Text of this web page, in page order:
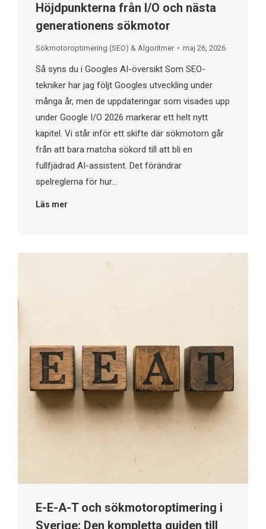
Höjdpunkterna från I/O och nästa
generationens sökmotor
Sökmotoroptimering (SEO) & Algoritmer maj 26, 2026
Så syns du i Googles AI-översikt​ Som SEO-
tekniker har jag följt Googles utveckling under
många år, men de uppdateringar som visades upp
under Google I/O 2026 markerar ett helt nytt
kapitel. Vi står inför ett skifte där sökmotorn går
från att bara matcha sökord till att bli en
fullfjädrad AI-assistent. Det förändrar
spelreglerna för hur…
Läs mer
E-E-A-T och sökmotoroptimering i
Sverige: Den kompletta guiden till